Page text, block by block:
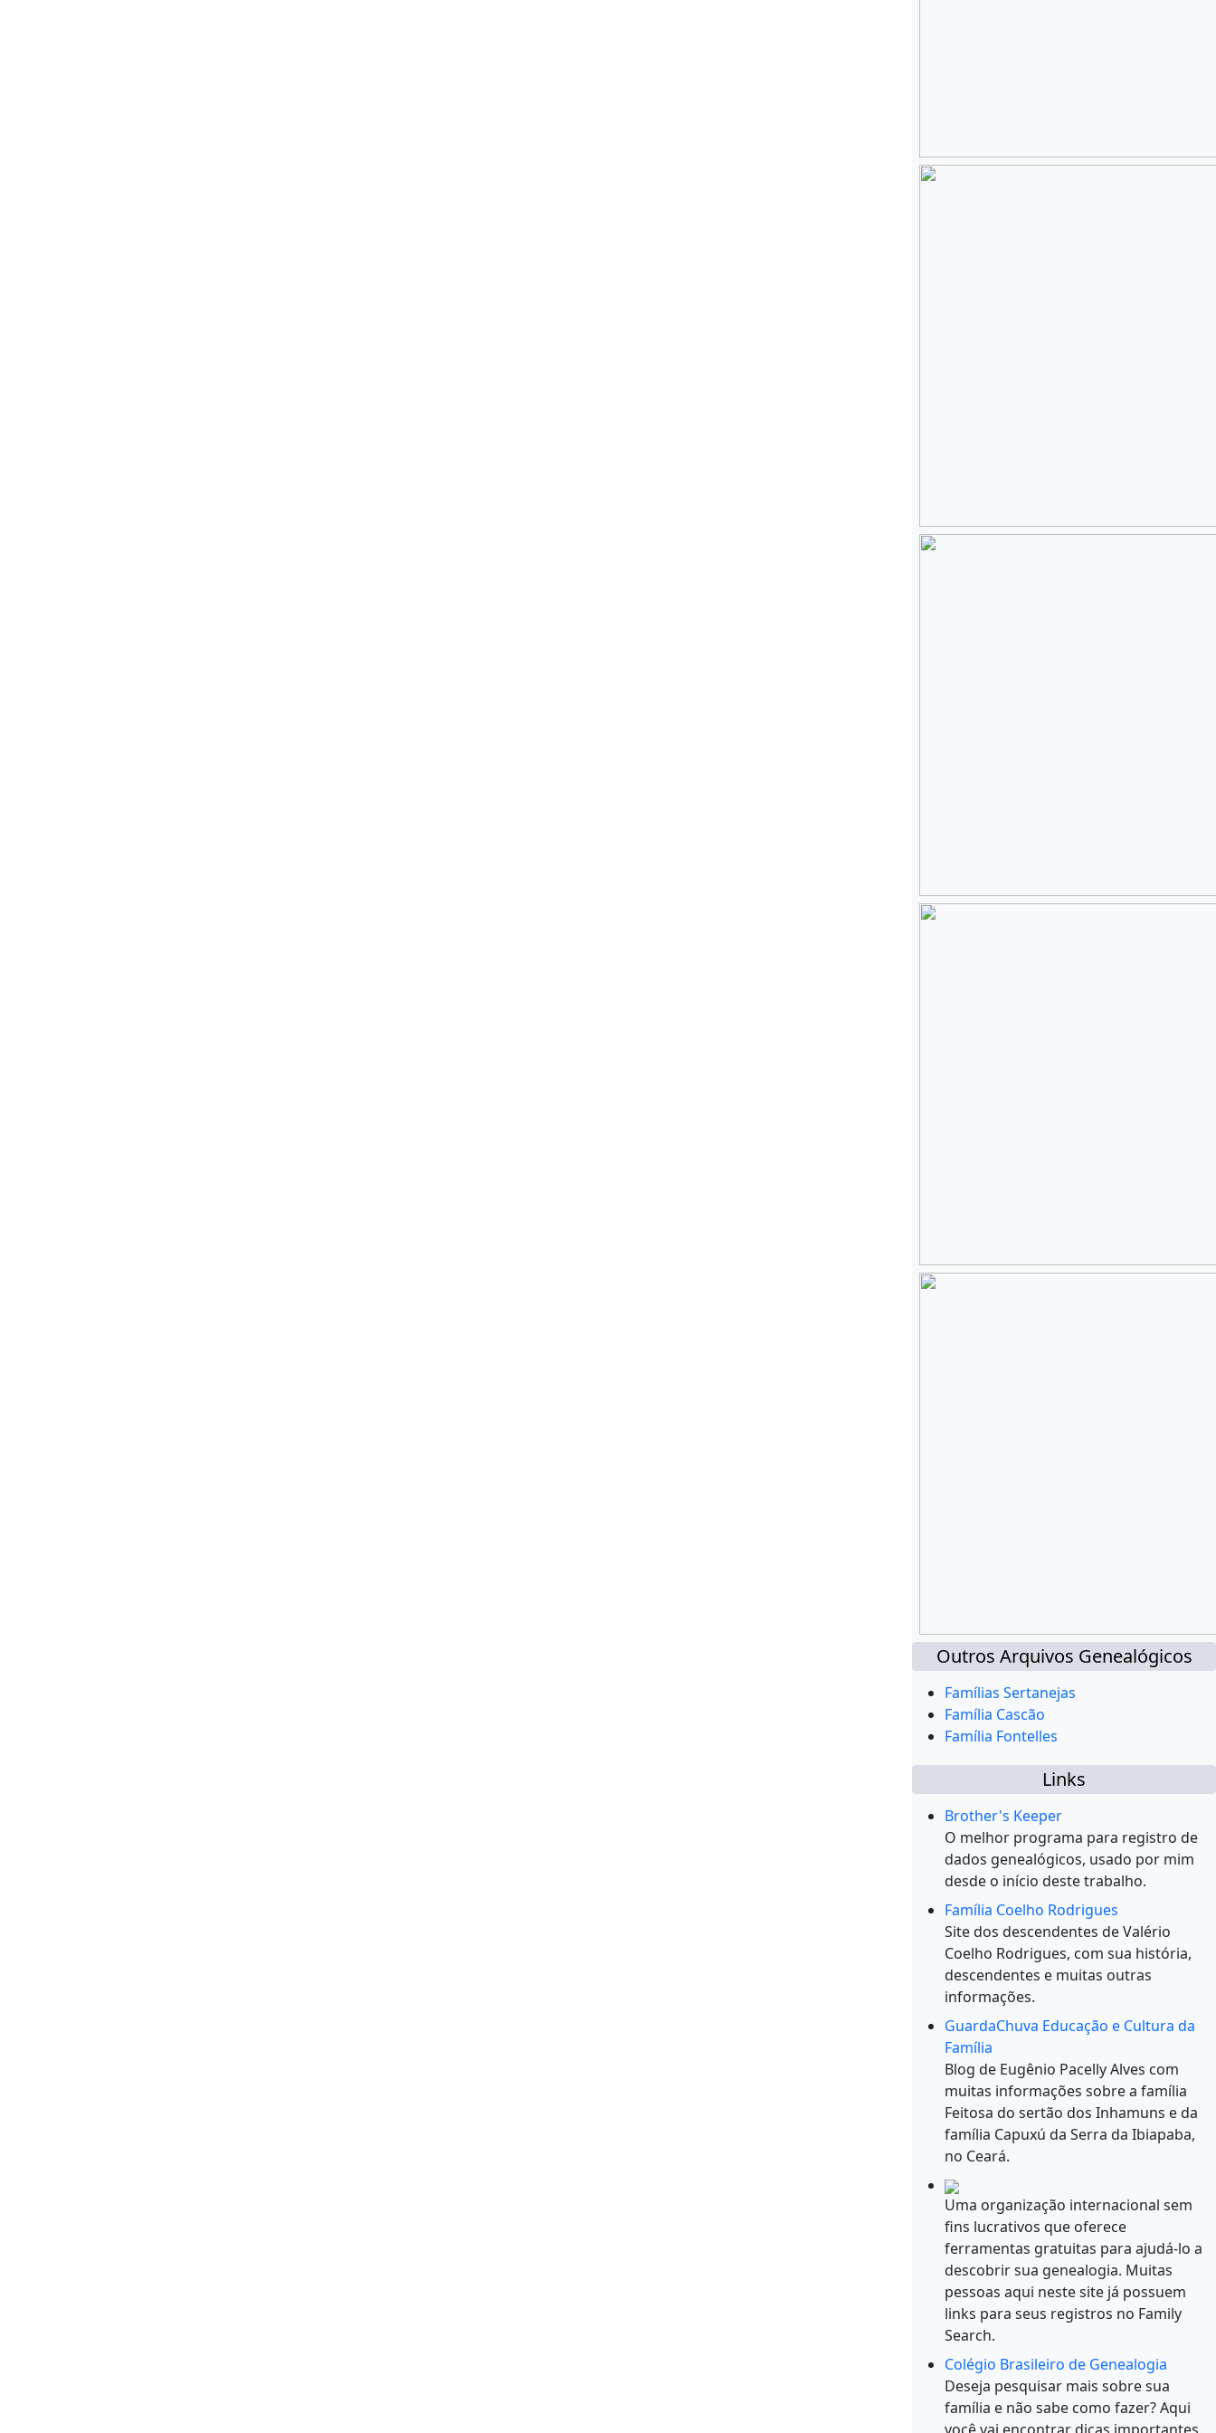
Outros Arquivos Genealógicos
Famílias Sertanejas
Família Cascão
Família Fontelles
Links
Brother's Keeper
O melhor programa para registro de
dados genealógicos, usado por mim
desde o início deste trabalho.
Família Coelho Rodrigues
Site dos descendentes de Valério
Coelho Rodrigues, com sua história,
descendentes e muitas outras
informações.
GuardaChuva Educação e Cultura da
Família
Blog de Eugênio Pacelly Alves com
muitas informações sobre a família
Feitosa do sertão dos Inhamuns e da
família Capuxú da Serra da Ibiapaba,
no Ceará.
Uma organização internacional sem
fins lucrativos que oferece
ferramentas gratuitas para ajudá-lo a
descobrir sua genealogia. Muitas
pessoas aqui neste site já possuem
links para seus registros no Family
Search.
Colégio Brasileiro de Genealogia
Deseja pesquisar mais sobre sua
família e não sabe como fazer? Aqui